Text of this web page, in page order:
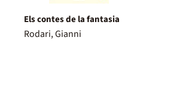
Els contes de la fantasia
Rodari, Gianni